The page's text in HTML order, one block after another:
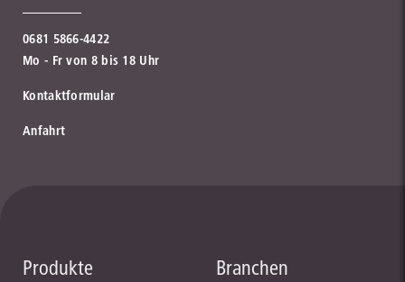
0681 5866-4422
Mo - Fr von 8 bis 18 Uhr
Kontaktformular
Anfahrt
Produkte Branchen